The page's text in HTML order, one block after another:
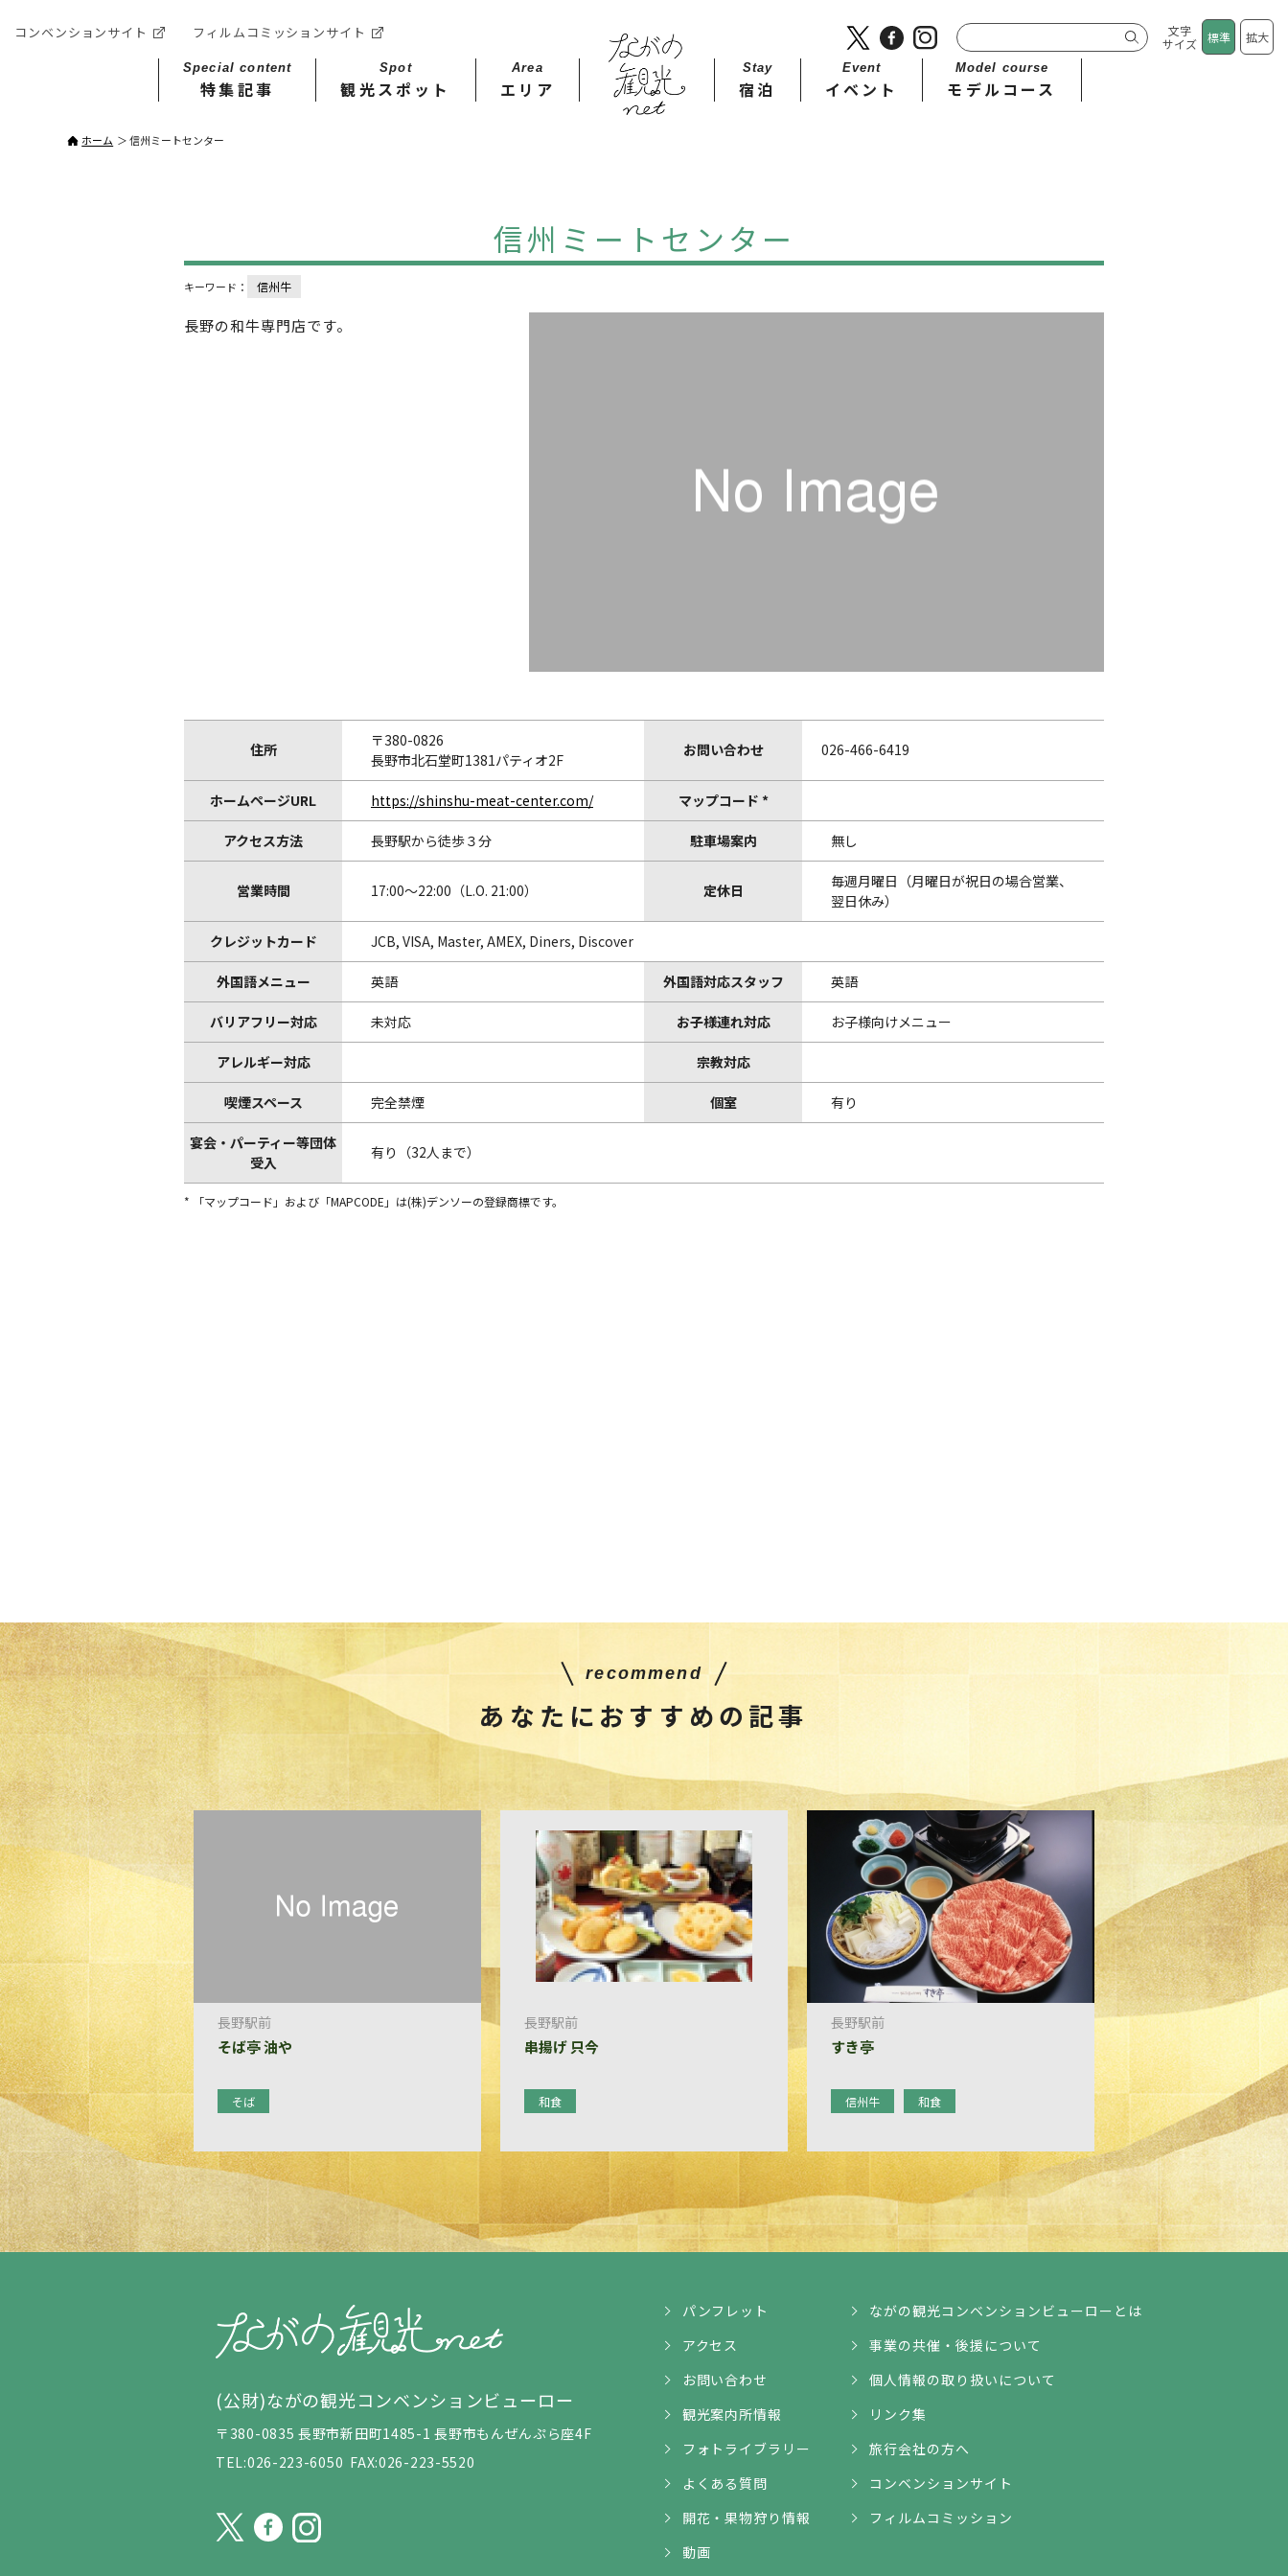
コンベンションサイト フィルムコミッションサイト
文字
サイズ
標準 拡大
Special content
特集記事
Spot
観光スポット
Area
エリア
Stay​
宿泊
Event
イベント
Model course
モデルコース
ホーム 信州ミートセンター
信州ミートセンター
キーワード： 信州牛
長野の和牛専門店です。
住所
〒380-0826
長野市北石堂町1381パティオ2F
お問い合わせ 026-466-6419
ホームページURL https://shinshu-meat-center.com/ マップコード *
アクセス方法 長野駅から徒歩３分 駐車場案内 無し
営業時間 17:00～22:00（L.O. 21:00） 定休日
毎週月曜日（月曜日が祝日の場合営業、
翌日休み）
クレジットカード JCB, VISA, Master, AMEX, Diners, Discover
外国語メニュー 英語 外国語対応スタッフ 英語
バリアフリー対応 未対応 お子様連れ対応 お子様向けメニュー
アレルギー対応 宗教対応
喫煙スペース 完全禁煙 個室 有り
宴会・パーティー等団体
受入
有り（32人まで）
* 「マップコード」および「MAPCODE」は(株)デンソーの登録商標です。
recommend
あなたにおすすめの記事
長野駅前
そば亭 油や
そば
長野駅前
串揚げ 只今
和食
長野駅前
すき亭
信州牛 和食
(公財)ながの観光コンベンションビューロー
〒380-0835 長野市新田町1485-1 長野市もんぜんぷら座4F
TEL:026-223-6050 FAX:026-223-5520
パンフレット
アクセス
お問い合わせ
観光案内所情報
フォトライブラリー
よくある質問
開花・果物狩り情報
動画
ながの観光コンベンションビューローとは
事業の共催・後援について
個人情報の取り扱いについて
リンク集
旅行会社の方へ
コンベンションサイト
フィルムコミッション